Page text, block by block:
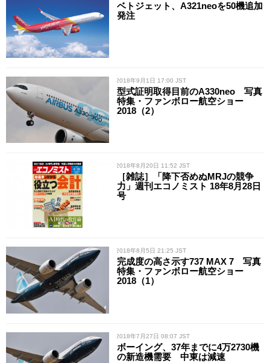
ベトジェット、A321neoを50機追加
発注
/ 2018年9月1日 17:00 JST
型式証明取得目前のA330neo 写真
特集・ファンボロー航空ショー
2018（2）
/ 2018年8月20日 11:52 JST
［雑誌］「降下否めぬMRJの競争
力」週刊エコノミスト 18年8月28日
号
/ 2018年8月5日 21:25 JST
完成度の高さ示す737 MAX 7 写真
特集・ファンボロー航空ショー
2018（1）
/ 2018年7月27日 08:07 JST
ボーイング、37年までに4万2730機
の新造機需要 中東は減速